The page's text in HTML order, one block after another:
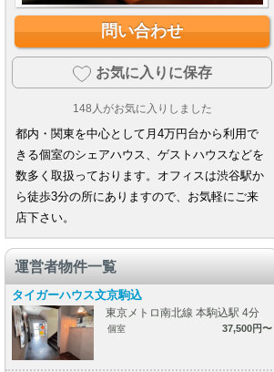
問い合わせ
お気に入りに保存
148 人がお気に入りしました
都内・関東を中心として月4万円台から利用で
きる個室のシェアハウス、ゲストハウスなどを
数多く取扱っております。オフィスは渋谷駅か
ら徒歩3分の所にありますので、お気軽にご来
店下さい。
運営者物件一覧
タイガーハウス文京駒込
東京メトロ南北線 本駒込駅 4分
個室 37,500円〜